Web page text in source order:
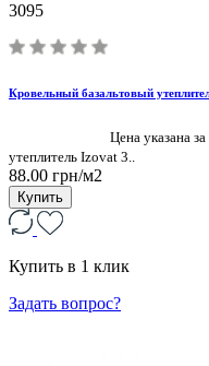
3095
Кровельный базальтовый
Цена указана за 1 кв.
утеплитель Izovat 3..
88.00 грн/м2
Купить
Купить в 1 клик
Задать вопрос?